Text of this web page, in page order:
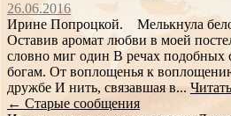
26.06.2016
Ирине Попроцкой. Мелькнула
Оставив аромат любви в моей
словно миг один В речах подобных
богам. От воплощенья к
дружбе И нить, связавшая в...
Сообщение
← Старые сообщения